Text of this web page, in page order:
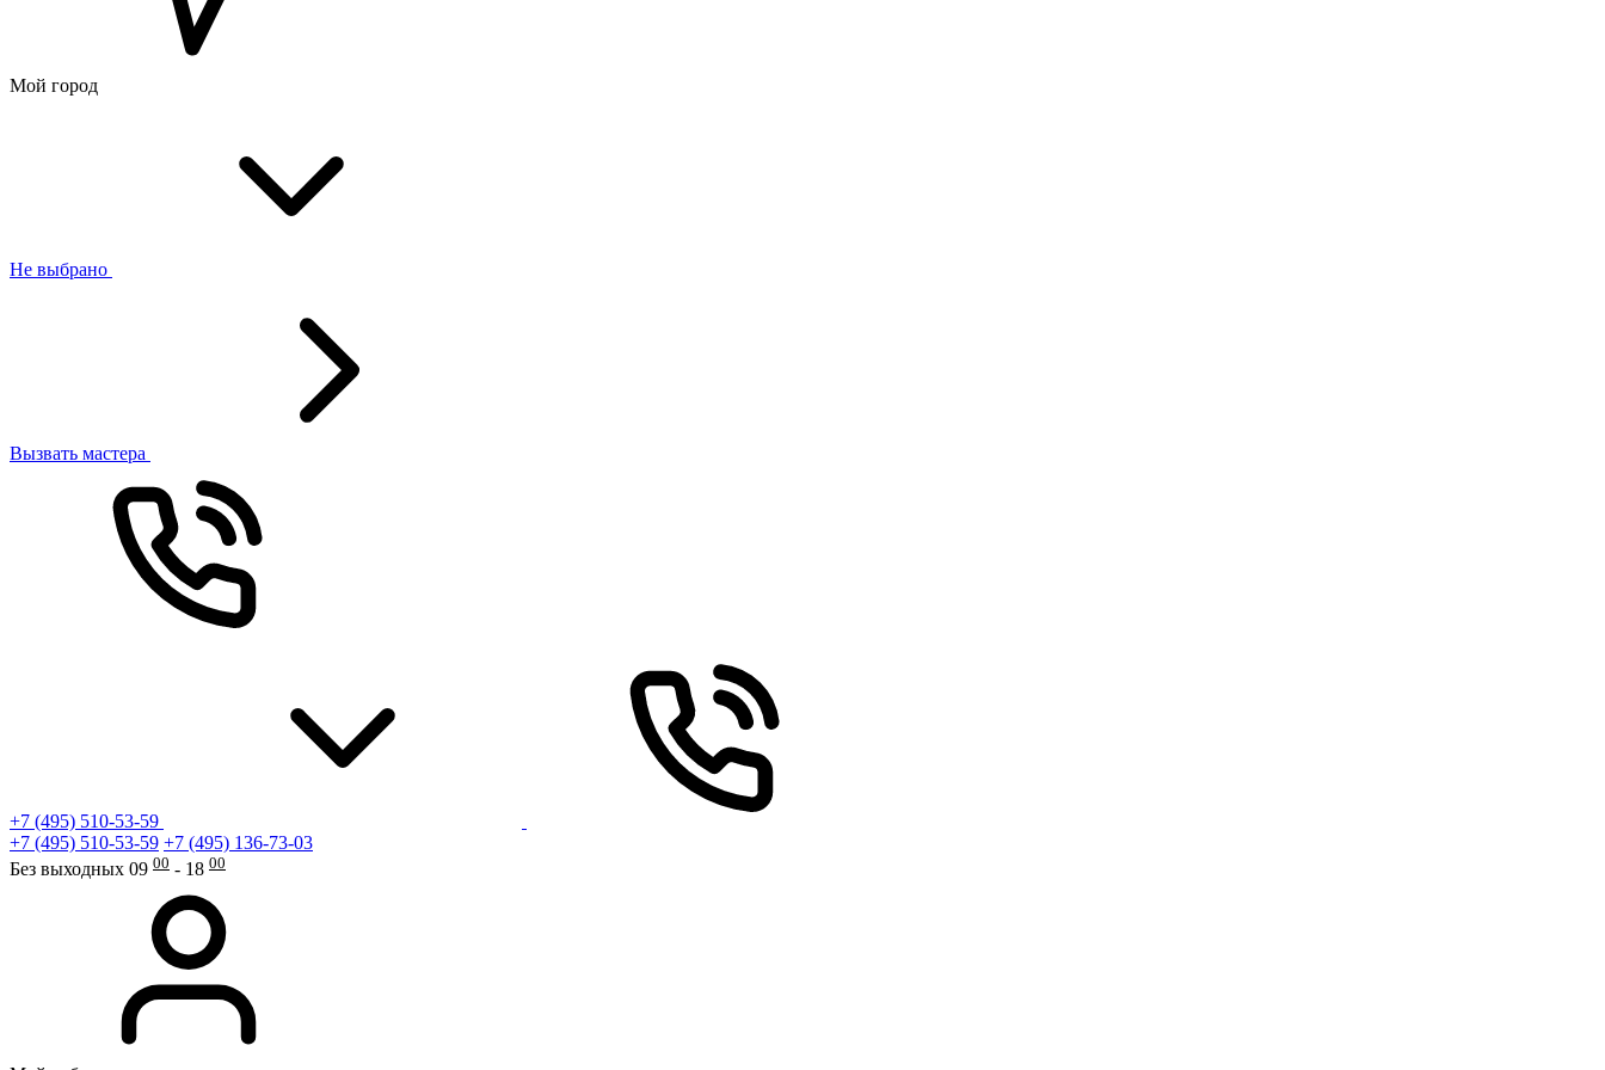
Мой город
Не выбрано
Вызвать мастера
+7 (495) 510-53-59
+7 (495) 510-53-59 +7 (495) 136-73-03
Без выходных 09 00 - 18 00